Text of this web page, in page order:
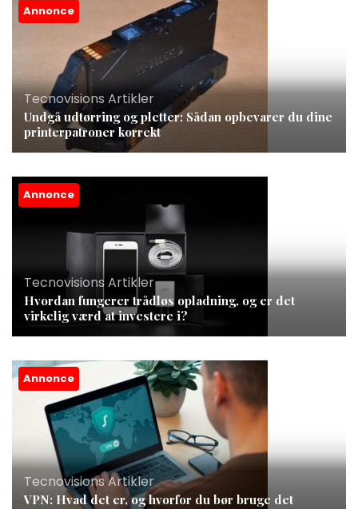
Annonce
Tecnovisions Artikler
Undgå udtørring og pletter: Sådan opbevarer du dine
printerpatroner korrekt
Annonce
Tecnovisions Artikler
Hvordan fungerer trådløs opladning, og er det
virkelig værd at investere i?
Annonce
Tecnovisions Artikler
VPN: Hvad det er, og hvorfor du bør bruge det